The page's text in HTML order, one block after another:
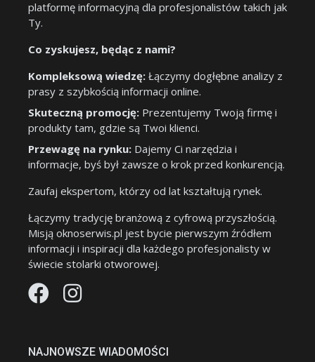
platformę informacyjną dla profesjonalistów takich jak
Ty.
Co zyskujesz, będąc z nami?
Kompleksową wiedzę: Łączymy dogłębne analizy z
prasy z szybkością informacji online.
Skuteczną promocję: Prezentujemy Twoją firmę i
produkty tam, gdzie są Twoi klienci.
Przewagę na rynku: Dajemy Ci narzędzia i
informacje, byś był zawsze o krok przed konkurencją.
Zaufaj ekspertom, którzy od lat kształtują rynek.
Łączymy tradycję branżową z cyfrową przyszłością.
Misją oknoserwis.pl jest bycie pierwszym źródłem
informacji i inspiracji dla każdego profesjonalisty w
świecie stolarki otworowej.
NAJNOWSZE WIADOMOŚCI